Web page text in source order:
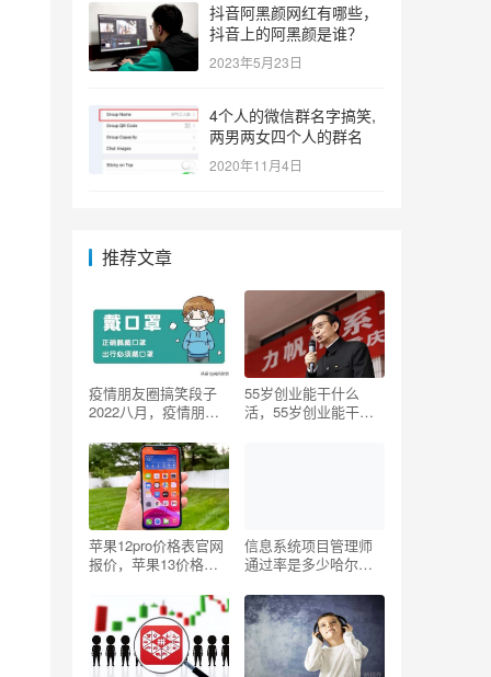
抖音阿黑颜网红有哪些，
抖音上的阿黑颜是谁？
2023年5月23日
4个人的微信群名字搞笑,
两男两女四个人的群名
2020年11月4日
推荐文章
疫情朋友圈搞笑段子
2022八月，疫情朋友
55岁创业能干什么
活，55岁创业能干什
苹果12pro价格表官网
报价，苹果13价格表
信息系统项目管理师
通过率是多少哈尔
项目管理师通过率？